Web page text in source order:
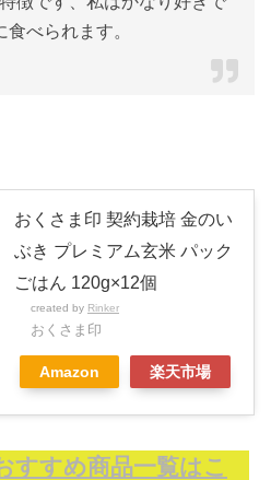
べられます。
おくさま印 契約栽培 金のい
ぶき プレミアム玄米 パック
ごはん 120g×12個
created by Rinker
おくさま印
Amazon 楽天市場
すめ商品一覧はこ